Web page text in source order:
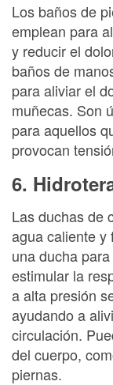
Los baños de
emplean para
y reducir el
baños de
para aliviar el
muñecas. Son
para aquellos
provocan
6.
Las duchas de
agua caliente y
una ducha
estimular la
a alta presión
ayudando a
circulación.
del cuerpo,
piernas.